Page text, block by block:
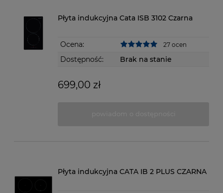
Płyta indukcyjna Cata ISB 3102 Czarna
Ocena: 27 ocen
Dostępność: Brak na stanie
699,00 zł
Płyta indukcyjna CATA IB 2 PLUS CZARNA